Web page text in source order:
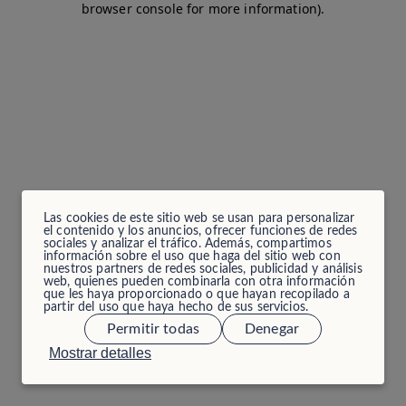
Las cookies de este sitio web se usan para personalizar
el contenido y los anuncios, ofrecer funciones de redes
sociales y analizar el tráfico. Además, compartimos
información sobre el uso que haga del sitio web con
nuestros partners de redes sociales, publicidad y análisis
web, quienes pueden combinarla con otra información
que les haya proporcionado o que hayan recopilado a
partir del uso que haya hecho de sus servicios.
Mostrar detalles
Permitir todas Denegar
browser console for more information).